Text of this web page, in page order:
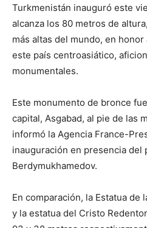
Turkmenistán inauguró este
alcanza los 80 metros de
más altas del mundo, en
este país centroasiático,
monumentales.
Este monumento de bronce
capital, Asgabad, al pie de las
informó la Agencia France-
inauguración en presencia del
Berdymukhamedov.
En comparación, la Estatua de
y la estatua del Cristo